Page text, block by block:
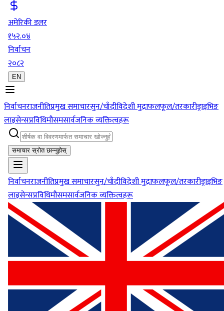
अमेरिकी डलर
१५२.०४
निर्वाचन
२०८२
EN
निर्वाचनराजनीतिप्रमुख समाचारसुन/चाँदीविदेशी मुद्राफलफूल/तरकारीड्राइभिङ
लाइसेन्सप्रविधिमौसमसार्वजनिक व्यक्तित्वहरू
समाचार स्रोत छान्नुहोस्
निर्वाचनराजनीतिप्रमुख समाचारसुन/चाँदीविदेशी मुद्राफलफूल/तरकारीड्राइभिङ
लाइसेन्सप्रविधिमौसमसार्वजनिक व्यक्तित्वहरू